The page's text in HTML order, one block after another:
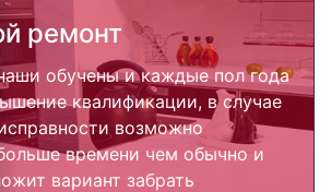
ремонт
обучены и каждые пол года
квалификации, в случае
возможно
времени чем обычно и
вариант забрать